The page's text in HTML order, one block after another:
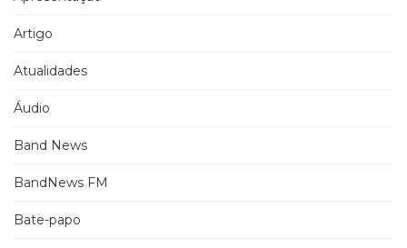
Artigo
Atualidades
Áudio
Band News
BandNews FM
Bate-papo